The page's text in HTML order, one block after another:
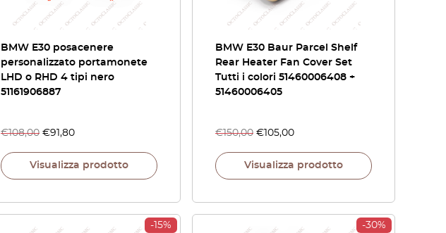
BMW E30 posacenere
personalizzato portamonete
LHD o RHD 4 tipi nero
51161906887
€108,00 €91,80
Visualizza prodotto
BMW E30 Baur Parcel Shelf
Rear Heater Fan Cover Set
Tutti i colori 51460006408 +
51460006405
€150,00 € 105,00
Visualizza prodotto
-15% -30%